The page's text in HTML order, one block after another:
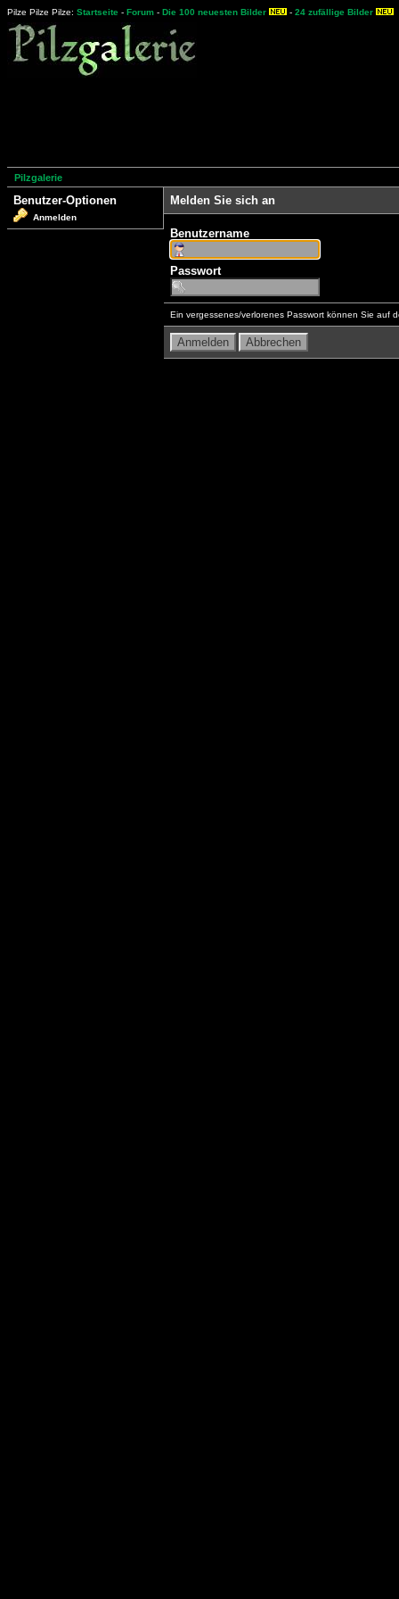
Pilze Pilze Pilze: Startseite - Forum - Die 100 neuesten Bilder - 24 zufällige Bilder
Pilzgalerie
Benutzer-Optionen
Anmelden
Melden Sie sich an
Benutzername
Passwort
Ein vergessenes/verlorenes Passwort können Sie auf